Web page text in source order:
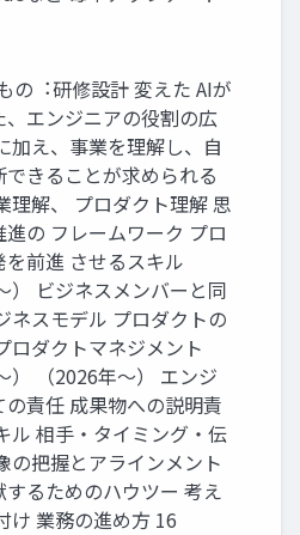
の︓研修設計 変えた AIが
、エンジニアの役割の広
加え、事業を理解し、⾃
きることが求められる
理解、 プロダクト理解 思
の フレームワーク プロ
を前進 させるスキル
） ビジネスメンバーと同
ネスモデル プロダクトの
ロダクトマネジメント
） （2026年〜） エンジ
の責任 成果物への説明責
ル 相⼿・タイミング・伝
の把握とアラインメント
るためのハウツー 考え
け 業務の進め⽅ 16